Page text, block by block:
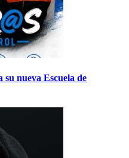
nueva Escuela de